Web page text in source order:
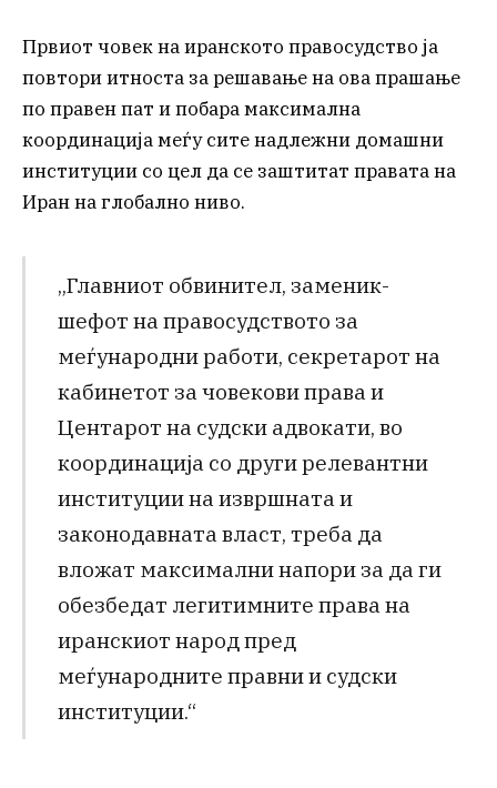
Првиот човек на иранското правосудство ја
повтори итноста за решавање на ова прашање
по правен пат и побара максимална
координација меѓу сите надлежни домашни
институции со цел да се заштитат правата на
Иран на глобално ниво.
„Главниот обвинител, заменик-
шефот на правосудството за
меѓународни работи, секретарот на
кабинетот за човекови права и
Центарот на судски адвокати, во
координација со други релевантни
институции на извршната и
законодавната власт, треба да
вложат максимални напори за да ги
обезбедат легитимните права на
иранскиот народ пред
меѓународните правни и судски
институции.“